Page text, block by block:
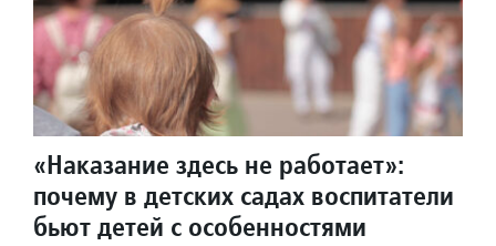
«Наказание здесь не работает»:
почему в детских садах воспитатели
бьют детей с особенностями